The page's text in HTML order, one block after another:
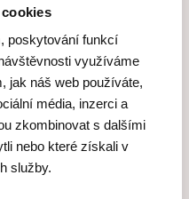
poskytování funkcí
využíváme
jak náš web používáte,
média, inzerci a
zkombinovat s dalšími
nebo které získali v
služby.
kurzů
lektora a personálu –
8 účastníků
velkýdůraz na